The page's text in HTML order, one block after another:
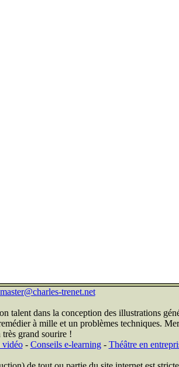
trenet.net
talent dans la conception des illustrations
à mille et un problèmes techniques.
très grand sourire !
vidéo- Conseils e-learning- Théâtre en